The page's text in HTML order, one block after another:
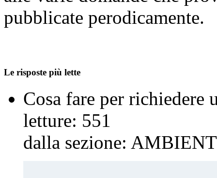
pubblicate perodicamente.
Le risposte più lette
Cosa fare per richiedere
letture: 551
dalla sezione: